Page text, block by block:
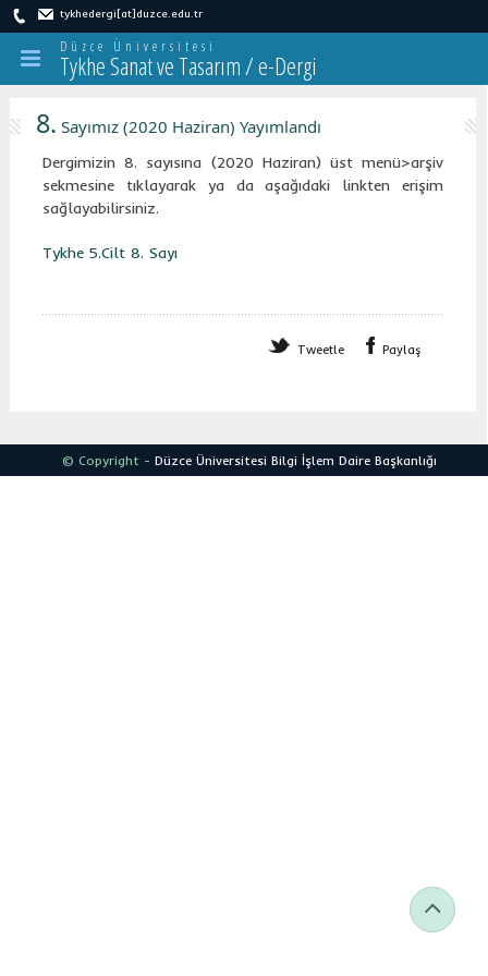
tykhedergi[at]duzce.edu.tr
Düzce Üniversitesi
Tykhe Sanat ve Tasarım / e-Dergi
8. Sayımız (2020 Haziran) Yayımlandı
Dergimizin 8. sayısına (2020 Haziran) üst menü>arşiv
sekmesine tıklayarak ya da aşağıdaki linkten erişim
sağlayabilirsiniz.
Tykhe 5.Cilt 8. Sayı
Tweetle Paylaş
© Copyright - Düzce Üniversitesi Bilgi İşlem Daire Başkanlığı